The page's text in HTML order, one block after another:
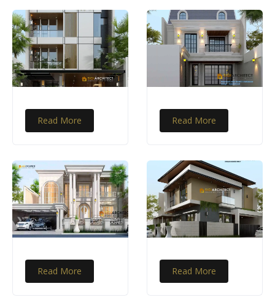
Read More Read More
Read More Read More